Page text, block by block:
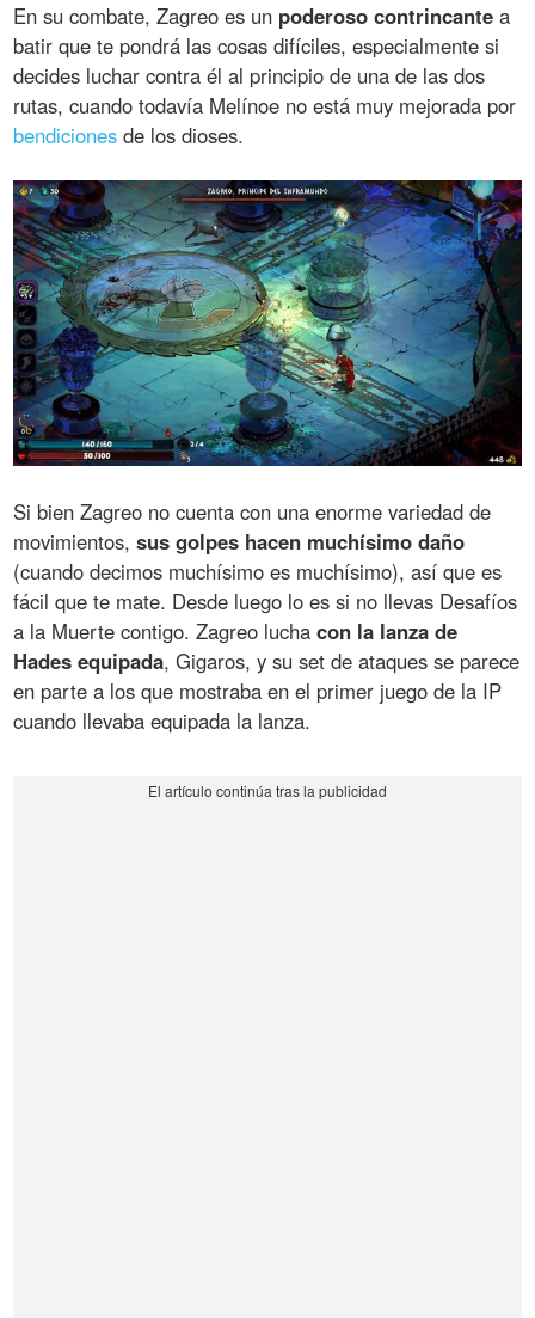
En su combate, Zagreo es un poderoso contrincante a
batir que te pondrá las cosas difíciles, especialmente si
decides luchar contra él al principio de una de las dos
rutas, cuando todavía Melínoe no está muy mejorada por
bendiciones de los dioses.
Si bien Zagreo no cuenta con una enorme variedad de
movimientos,sus golpes hacen muchísimo daño
(cuando decimos muchísimo es muchísimo), así que es
fácil que te mate. Desde luego lo es si no llevas Desafíos
a la Muerte contigo. Zagreo luchacon la lanza de
Hades equipada, Gigaros, y su set de ataques se parece
en parte a los que mostraba en el primer juego de la IP
cuando llevaba equipada la lanza.